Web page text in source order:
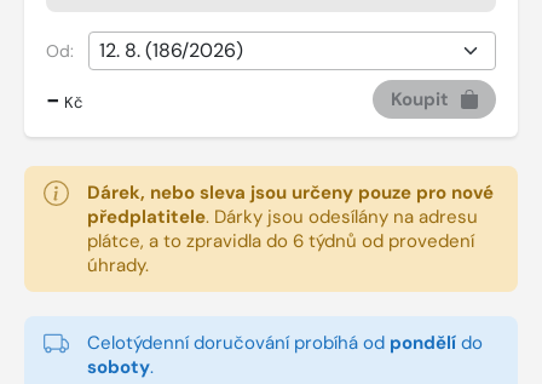
Od:
- Kč Koupit
Dárek, nebo sleva jsou určeny pouze pro nové
předplatitele. Dárky jsou odesílány na adresu
plátce, a to zpravidla do 6 týdnů od provedení
úhrady.
Celotýdenní doručování probíhá od pondělí do
soboty.